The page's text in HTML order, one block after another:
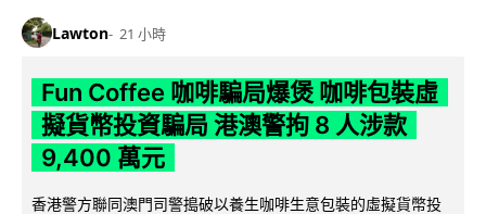
Lawton 21 小時
Fun Coffee 咖啡騙局爆煲 咖啡包裝虛
擬貨幣投資騙局 港澳警拘 8 人涉款
9,400 萬元
香港警方聯同澳門司警搗破以養生咖啡生意包裝的虛擬貨幣投